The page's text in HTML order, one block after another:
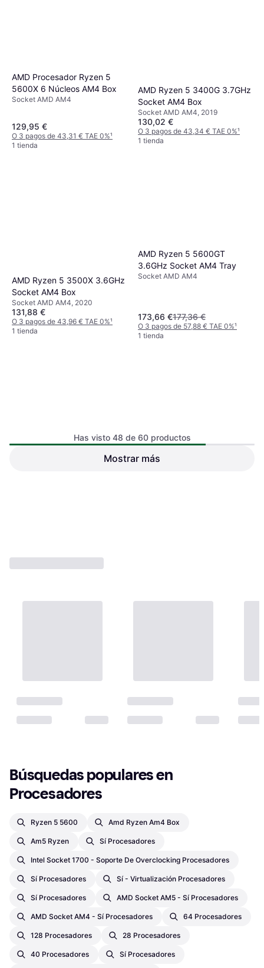
AMD Procesador Ryzen 5
5600X 6 Núcleos AM4 Box
Socket AMD AM4
129,95 €
O 3 pagos de 43,31 € TAE 0%¹
1 tienda
AMD Ryzen 5 3400G 3.7GHz
Socket AM4 Box
Socket AMD AM4, 2019
130,02 €
O 3 pagos de 43,34 € TAE 0%¹
1 tienda
AMD Ryzen 5 3500X 3.6GHz
Socket AM4 Box
Socket AMD AM4, 2020
131,88 €
O 3 pagos de 43,96 € TAE 0%¹
1 tienda
AMD Ryzen 5 5600GT
3.6GHz Socket AM4 Tray
Socket AMD AM4
173,66 €177,36 €
O 3 pagos de 57,88 € TAE 0%¹
1 tienda
AMD Ryzen 5 Pro 5650G
AMD Ryzen 5 4600G 3.7GHz
Has visto 48 de 60 productos
Mostrar más
Búsquedas populares en
Procesadores
Ryzen 5 5600 Amd Ryzen Am4 Box
Am5 Ryzen Sí Procesadores
Intel Socket 1700 - Soporte De Overclocking Procesadores
Sí Procesadores Sí - Virtualización Procesadores
Sí Procesadores AMD Socket AM5 - Sí Procesadores
AMD Socket AM4 - Sí Procesadores 64 Procesadores
128 Procesadores 28 Procesadores
40 Procesadores Sí Procesadores